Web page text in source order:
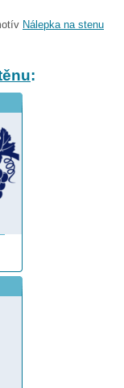
Nálepka na stenu
: